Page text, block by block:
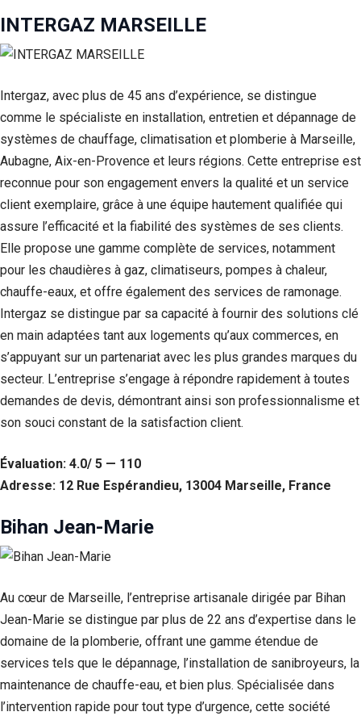
INTERGAZ MARSEILLE
Intergaz, avec plus de 45 ans d’expérience, se distingue
comme le spécialiste en installation, entretien et dépannage de
systèmes de chauffage, climatisation et plomberie à Marseille,
Aubagne, Aix-en-Provence et leurs régions. Cette entreprise est
reconnue pour son engagement envers la qualité et un service
client exemplaire, grâce à une équipe hautement qualifiée qui
assure l’efficacité et la fiabilité des systèmes de ses clients.
Elle propose une gamme complète de services, notamment
pour les chaudières à gaz, climatiseurs, pompes à chaleur,
chauffe-eaux, et offre également des services de ramonage.
Intergaz se distingue par sa capacité à fournir des solutions clé
en main adaptées tant aux logements qu’aux commerces, en
s’appuyant sur un partenariat avec les plus grandes marques du
secteur. L’entreprise s’engage à répondre rapidement à toutes
demandes de devis, démontrant ainsi son professionnalisme et
son souci constant de la satisfaction client.
Évaluation: 4.0/ 5 — 110
Adresse: 12 Rue Espérandieu, 13004 Marseille, France
Bihan Jean-Marie
Au cœur de Marseille, l’entreprise artisanale dirigée par Bihan
Jean-Marie se distingue par plus de 22 ans d’expertise dans le
domaine de la plomberie, offrant une gamme étendue de
services tels que le dépannage, l’installation de sanibroyeurs, la
maintenance de chauffe-eau, et bien plus. Spécialisée dans
l’intervention rapide pour tout type d’urgence, cette société
Marketing
En partageant
votre
lorsque vous
visitez notre
site, vous
augmentez les
chances de
voir du
contenu et des
offres
personnalisés.